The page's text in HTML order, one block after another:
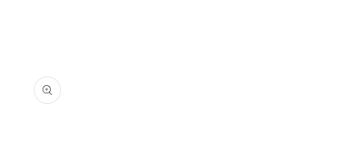
información